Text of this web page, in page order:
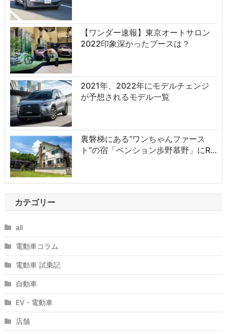
【ワンダー速報】東京オートサロン
2022印象深かったブースは？
2021年、2022年にモデルチェンジ
が予想されるモデル一覧
裏磐梯にある“ワンちゃんファース
ト”の宿「ペンション歩野慕野」にR…
カテゴリー
all
電動車コラム
電動車 試乗記
自動車
EV・電動車
店舗